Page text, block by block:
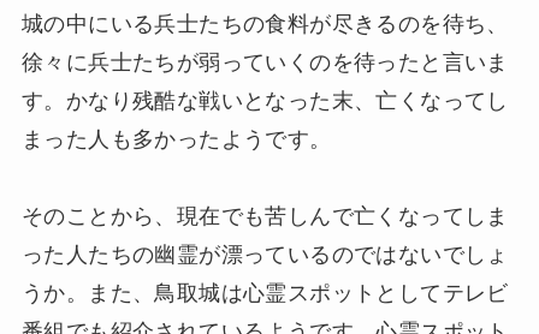
城の中にいる兵士たちの食料が尽きるのを待ち、
徐々に兵士たちが弱っていくのを待ったと言いま
す。かなり残酷な戦いとなった末、亡くなってし
まった人も多かったようです。
そのことから、現在でも苦しんで亡くなってしま
った人たちの幽霊が漂っているのではないでしょ
うか。また、鳥取城は心霊スポットとしてテレビ